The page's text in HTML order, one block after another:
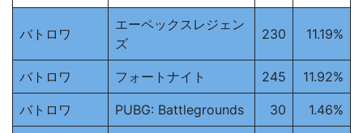
バトロワ
エーペックスレジェン
ズ
230 11.19%
バトロワ フォートナイト 245 11.92%
バトロワ PUBG: Battlegrounds 30 1.46%